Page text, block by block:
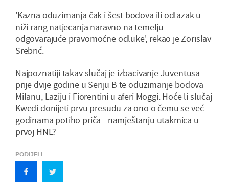
'Kazna oduzimanja čak i šest bodova ili odlazak u
niži rang natjecanja naravno na temelju
odgovarajuće pravomoćne odluke', rekao je Zorislav
Srebrić.
Najpoznatiji takav slučaj je izbacivanje Juventusa
prije dvije godine u Seriju B te oduzimanje bodova
Milanu, Laziju i Fiorentini u aferi Moggi. Hoće li slučaj
Kwedi donijeti prvu presudu za ono o čemu se već
godinama potiho priča - namještanju utakmica u
prvoj HNL?
PODIJELI